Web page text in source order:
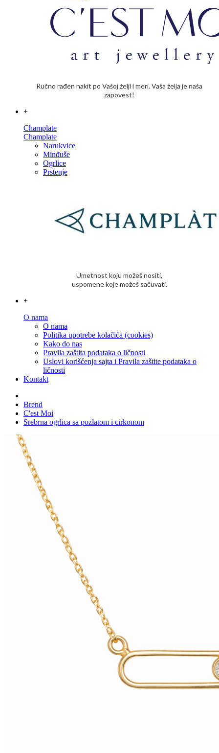
Ručno rađen nakit po Vašoj želji i meri. Vaša želja je naša
zapovest!
+
Champlate
Champlate
Narukvice
Minđuše
Ogrlice
Prstenje
Umetnost koju možeš nositi,
uspomene koje možeš sačuvati.
+
O nama
O nama
Politika upotrebe kolačića (cookies)
Kako do nas
Pravila zaštita podataka o ličnosti
Uslovi korišćenja sajta i Pravila zaštite podataka o
ličnosti
Kontakt
Brend
C'est Moi
Srebrna ogrlica sa pozlatom i cirkonom